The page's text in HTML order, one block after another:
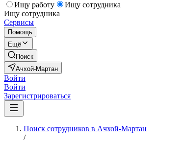
Ищу работу
Ищу сотрудника
Ищу сотрудника
Сервисы
Помощь
Ещё
Поиск
Ачхой-Мартан
Войти
Войти
Зарегистрироваться
Поиск сотрудников в Ачхой-Мартан
/